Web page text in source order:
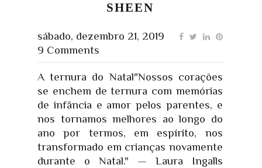
SHEEN
sábado, dezembro 21, 2019
9 Comments
A ternura do Natal"Nossos corações
se enchem de ternura com memórias
de infância e amor pelos parentes, e
nos tornamos melhores ao longo do
ano por termos, em espírito, nos
transformado em crianças novamente
durante o Natal." — Laura Ingalls